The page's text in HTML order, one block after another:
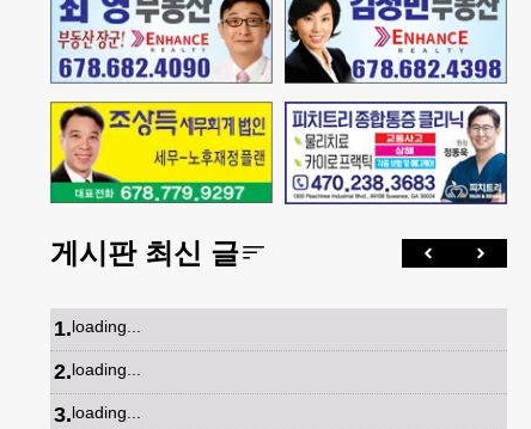
게시판 최신 글
1.loading...
2.loading...
3.loading...